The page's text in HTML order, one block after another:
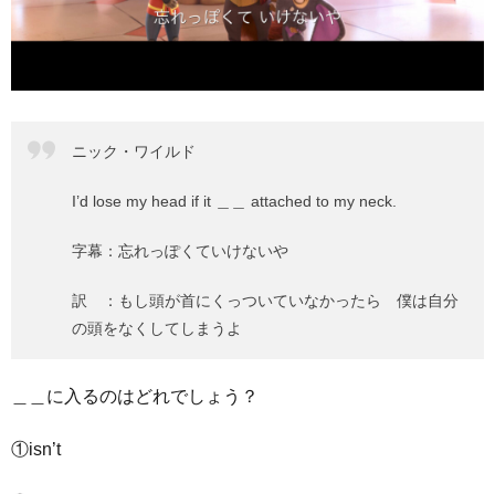
ニック・ワイルド
I’d lose my head if it ＿＿ attached to my neck.
字幕：忘れっぽくていけないや
訳 ：もし頭が首にくっついていなかったら 僕は自分
の頭をなくしてしまうよ
＿＿に入るのはどれでしょう？
①isn’t